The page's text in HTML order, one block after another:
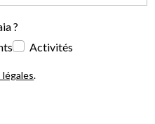
?
Activités
.